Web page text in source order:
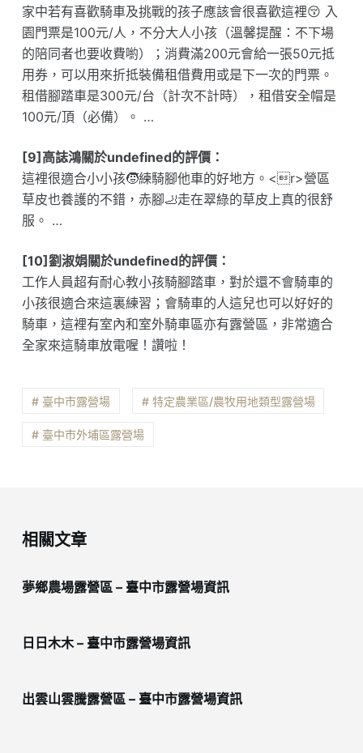
家中若有喜歡騎車及挑戰的孩子應該會很喜歡這裡😚 入
園門票是100元/人，不分大人小孩（溫馨提醒：不下場
的陪同者也要收費喲）；消費滿200元會給一張50元抵
用券，可以用來折抵裝備租借費用或是下一次的門票。
租借腳踏車是300元/台（計次不計時），租借安全帽是
100元/頂（必備）。 …
[9]高誌鴻關於undefined的評價：
這裡很適合小小孩🧒練騎腳他車的好地方。<r>營區
草皮也養護的不錯，赤腳🦶走在翠綠的草皮上真的很舒
服。 …
[10]劉淑娟關於undefined的評價：
工作人員超有耐心教小孩騎腳踏車，對於還不會騎車的
小孩很適合來這裏練習；會騎車的人這兒也可以好好的
騎車，這裡有室內和室外騎車區亦有露營區，非常適合
全家來這騎車放電喔！讚啦！
# 臺中市露營場 # 特定農業區/農牧用地類型露營場
# 臺中市外埔區露營場
相關文章
夢鄉農場露營區 – 臺中市露營場資訊
日日木木 – 臺中市露營場資訊
出雲山雲騰露營區 – 臺中市露營場資訊